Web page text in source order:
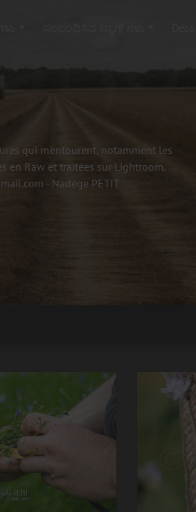
qui m'entourent, notamment les
en Raw et traitées sur Lightroom.
- Nadège PETIT